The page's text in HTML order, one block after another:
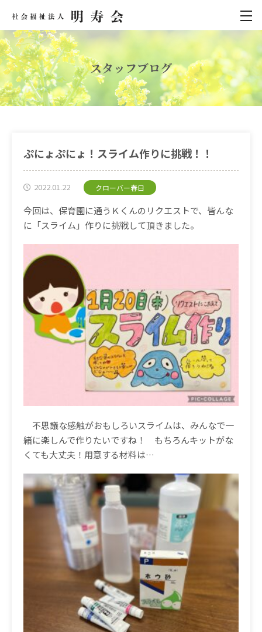
スタッフブログ
ぷにょぷにょ！スライム作りに挑戦！！
2022.01.22 クローバー春日
今回は、保育園に通うＫくんのリクエストで、皆んな
に「スライム」作りに挑戦して頂きました。
不思議な感触がおもしろいスライムは、みんなで一
緒に楽しんで作りたいですね！ もちろんキットがな
くても大丈夫！用意する材料は…